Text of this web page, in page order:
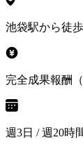
池袋駅から徒
完全成果報酬
週3日 / 週20時